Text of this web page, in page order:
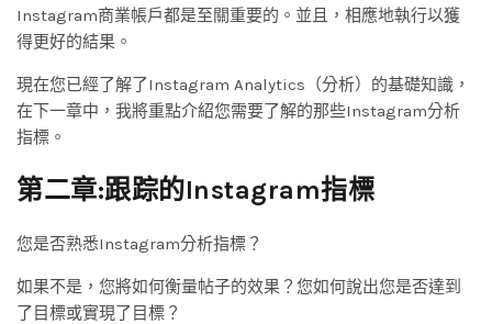
Instagram商業帳戶都是至關重要的。並且，相應地執行以獲
得更好的結果。
現在您已經了解了Instagram Analytics（分析）的基礎知識，
在下一章中，我將重點介紹您需要了解的那些Instagram分析
指標。
第二章:跟踪的Instagram指標
您是否熟悉Instagram分析指標？
如果不是，您將如何衡量帖子的效果？您如何說出您是否達到
了目標或實現了目標？